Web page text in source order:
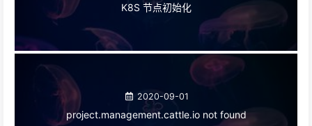
K8S 节点初始化
2020-09-01
project.management.cattle.io not found